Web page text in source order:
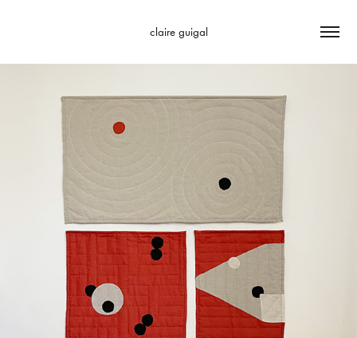
claire guigal